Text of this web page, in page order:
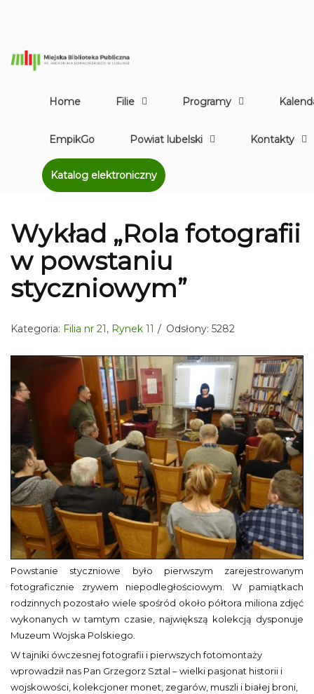
Home Filie Programy
EmpikGo Powiat lubelski Kontakty
Katalog elektroniczny
Wykład „Rola fotografii
w powstaniu
styczniowym”
Kategoria: Filia nr 21, Rynek 11 Odsłony: 5282
Powstanie styczniowe było pierwszym zarejestrowanym
fotograficznie zrywem niepodległościowym. W pamiątkach
rodzinnych pozostało wiele spośród około półtora miliona zdjęć
wykonanych w tamtym czasie, największą kolekcją dysponuje
Muzeum Wojska Polskiego.
W tajniki ówczesnej fotografii i pierwszych fotomontaży
wprowadził nas Pan Grzegorz Sztal – wielki pasjonat historii i
wojskowości, kolekcjoner monet, zegarów, muszli i białej broni,